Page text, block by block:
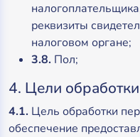
реквизиты
налоговом органе;
3.8. Пол;
4. Цели
4.1. Цель обработки
обеспечение